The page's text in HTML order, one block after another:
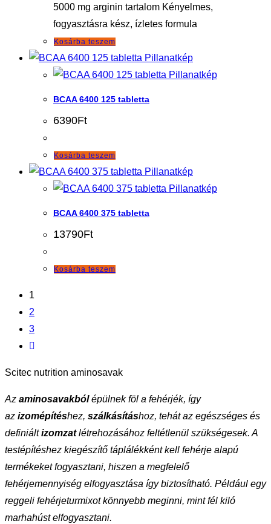
választhatók
ki
5000 mg arginin tartalom Kényelmes,
fogyasztásra kész, ízletes formula
Kosárba teszem
Pillanatkép
Pillanatkép
BCAA 6400 125 tabletta
6390Ft
Kosárba teszem
Pillanatkép
Pillanatkép
BCAA 6400 375 tabletta
13790Ft
Kosárba teszem
1
2
3
Scitec nutrition aminosavak
Az aminosavakbólépülnek föl a fehérjék, így
az izomépítéshez, szálkásításhoz, tehát az egészséges és
definiáltizomzatlétrehozásához feltétlenül szükségesek. A
testépítéshez kiegészítő táplálékként kell fehérje alapú
termékeket fogyasztani, hiszen a megfelelő
fehérjemennyiség elfogyasztása így biztosítható. Például egy
reggeli fehérjeturmixot könnyebb meginni, mint fél kiló
marhahúst elfogyasztani.